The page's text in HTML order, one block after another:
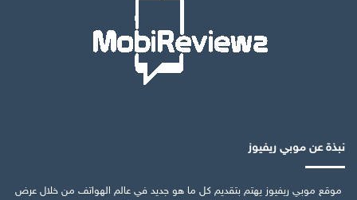
نبذة عن موبي ريفيوز
موقع موبي ريفيوز يهتم بتقديم كل ما هو جديد في عالم الهواتف من خلال عرض